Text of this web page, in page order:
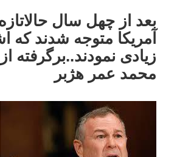
بعد از چهل سال
آمریکا متوجه شدند که
زیادی نمودند..برگرفته
محمد عمر هژبر